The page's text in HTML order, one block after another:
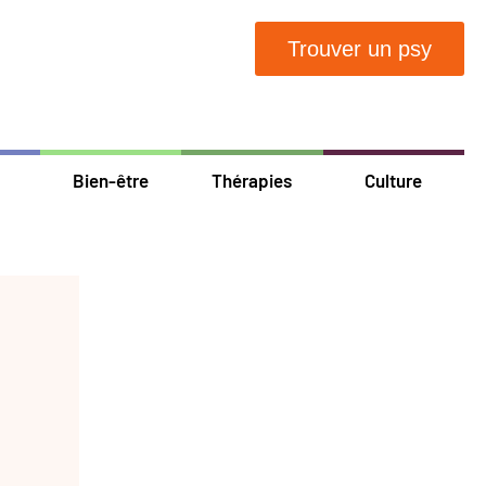
Trouver un psy
Bien-être Thérapies Culture